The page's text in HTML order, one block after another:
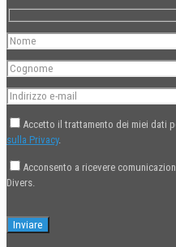
Accetto il trattamento dei miei dati
sulla Privacy.
Acconsento a ricevere
Divers.